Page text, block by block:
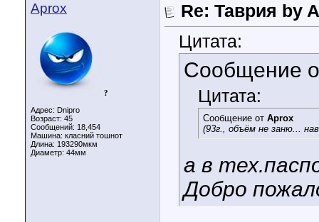
Aprox
?
Адрес: Dnipro
Возраст: 45
Сообщений: 18,454
Машина: класний тошнот
Длина: 193290мкм
Диаметр: 44мм
Re: Таврия by
Цитата:
Сообщение
Цитата:
Сообщение от Aprox
(93г., объём не заню...
а в
Добро